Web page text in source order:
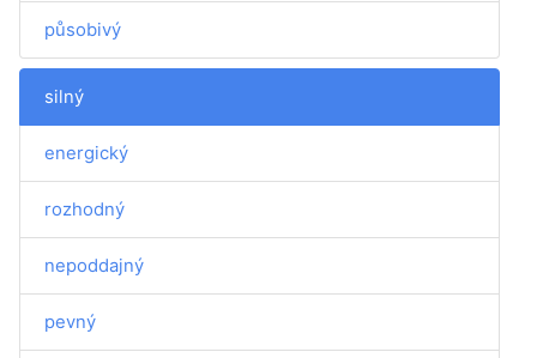
působivý
silný
energický
rozhodný
nepoddajný
pevný